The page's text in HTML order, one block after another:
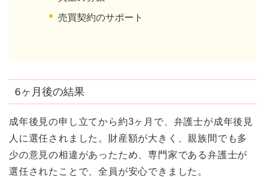
売買契約のサポート
6ヶ月後の結果
成年後見の申し立てから約3ヶ月で、弁護士が成年後見
人に選任されました。財産額が大きく、親族間でも多
少の意見の相違があったため、専門家である弁護士が
選任されたことで、全員が安心できました。